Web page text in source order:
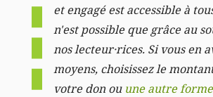
et engagé est accessible à
n'est possible que grâce au
nos lecteur·rices. Si vous en
moyens, choisissez le
votre don ou une autre